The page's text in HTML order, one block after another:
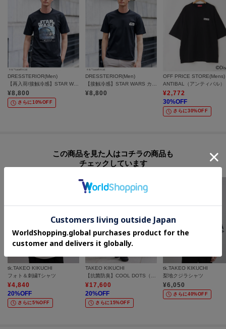
DRESSTERIOR(Men)
【再入荷/接触冷感】STAR WARS カプセルグローグTシャツ
¥8,800
さらに10%OFF
DRESSTERIOR(Men)
【接触冷感】STAR WARS カートゥーンTシャツ
¥8,800
OFF PRICE STORE(Mens)
¥2,772
30%OFF
さらに30%OFF
この商品を見た人はコチラの商品も
チェックしています
tk.TAKEO KIKUCHI
フォト＆刺繍Tシャツ
¥4,840
20%OFF
さらに5%OFF
TAKEO KIKUCHI
¥17,600
20%OFF
さらに15%OFF
tk.TAKEO KIKUCHI
梨地クジラシャツ
¥6,050
さらに40%OFF